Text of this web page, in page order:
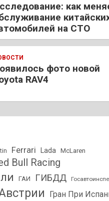
как
на СТО
фото новой
RAV4
Ferrari Lada McLaren
Bull Racing
ГАИ ГИБДД
Гран При